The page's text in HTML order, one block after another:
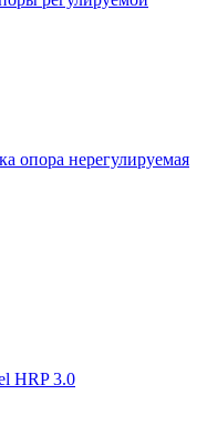
опора нерегулируемая
HRP 3.0